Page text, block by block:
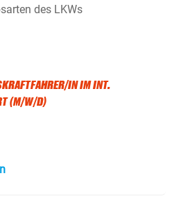
des LKWs
IN IM INT.
(M/W/D)